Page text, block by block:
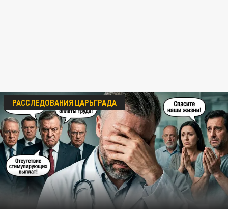
РАССЛЕДОВАНИЯ ЦАРЬГРАДА